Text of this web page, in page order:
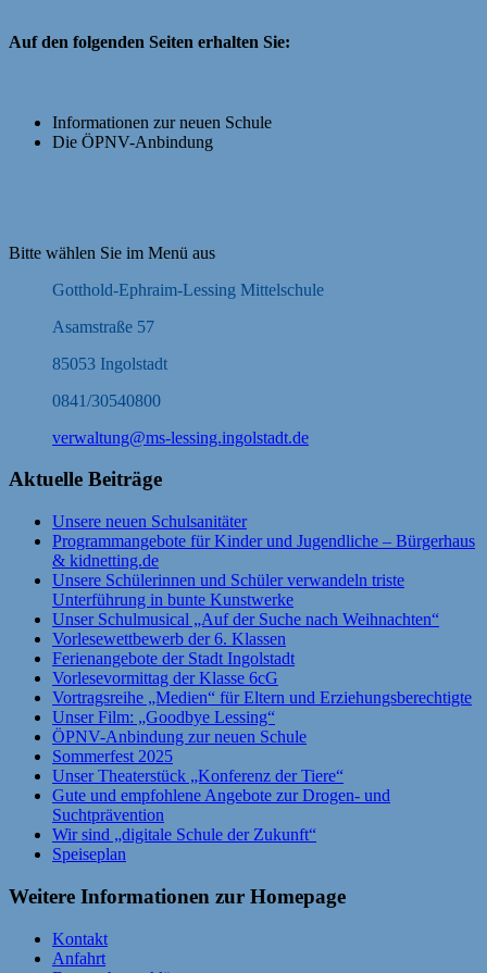
Auf den folgenden Seiten erhalten Sie:
Informationen zur neuen Schule
Die ÖPNV-Anbindung
Bitte wählen Sie im Menü aus
Gotthold-Ephraim-Lessing Mittelschule
Asamstraße 57
85053 Ingolstadt
0841/30540800
verwaltung@ms-lessing.ingolstadt.de
Aktuelle Beiträge
Unsere neuen Schulsanitäter
Programmangebote für Kinder und Jugendliche – Bürgerhaus
& kidnetting.de
Unsere Schülerinnen und Schüler verwandeln triste
Unterführung in bunte Kunstwerke
Unser Schulmusical „Auf der Suche nach Weihnachten“
Vorlesewettbewerb der 6. Klassen
Ferienangebote der Stadt Ingolstadt
Vorlesevormittag der Klasse 6cG
Vortragsreihe „Medien“ für Eltern und Erziehungsberechtigte
Unser Film: „Goodbye Lessing“
ÖPNV-Anbindung zur neuen Schule
Sommerfest 2025
Unser Theaterstück „Konferenz der Tiere“
Gute und empfohlene Angebote zur Drogen- und
Suchtprävention
Wir sind „digitale Schule der Zukunft“
Speiseplan
Weitere Informationen zur Homepage
Kontakt
Anfahrt